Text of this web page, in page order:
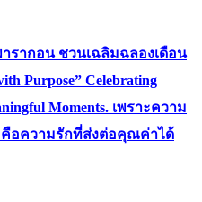
รากอน ชวนเฉลิมฉลองเดือน
Purpose” Celebrating
Moments. เพราะความ
อความรักที่ส่งต่อคุณค่าได้